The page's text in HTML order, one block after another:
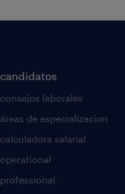
candidatos
consejos laborales
áreas de especializacion
calculadora salarial
operational
professional